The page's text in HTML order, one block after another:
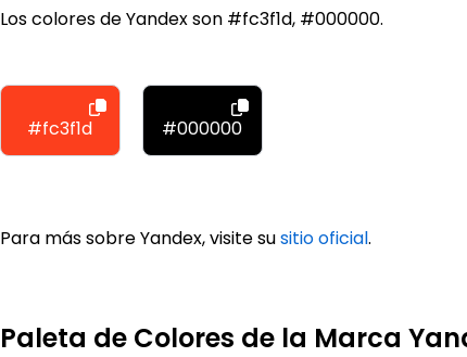
Los colores de Yandex son #fc3f1d, #000000.
#fc3f1d #000000
Para más sobre Yandex, visite susitio oficial.
Paleta de Colores de la Marca